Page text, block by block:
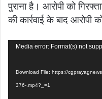
पुराना है। आरोपी को
की कार्रवाई के बाद आरोपी
Video
Media error: Format(s) not
Download File: https://
376-.mp4?_=1